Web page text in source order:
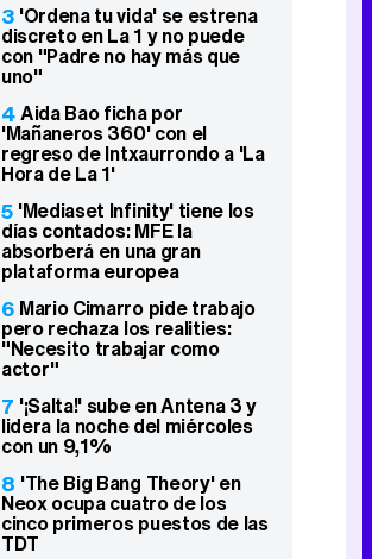
3 'Ordena tu vida' se estrena
discreto en La 1 y no puede
con "Padre no hay más que
uno"
4Aida Bao ficha por
'Mañaneros 360' con el
regreso de Intxaurrondo a 'La
Hora de La 1'
5 'Mediaset Infinity' tiene los
días contados: MFE la
absorberá en una gran
plataforma europea
6 Mario Cimarro pide trabajo
pero rechaza los realities:
"Necesito trabajar como
actor"
7 '¡Salta!' sube en Antena 3 y
lidera la noche del miércoles
con un 9,1%
8 'The Big Bang Theory' en
Neox ocupa cuatro de los
cinco primeros puestos de las
TDT